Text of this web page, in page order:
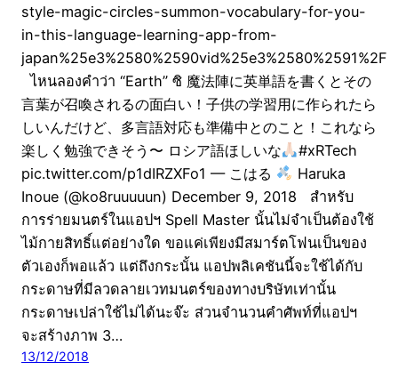
style-magic-circles-summon-vocabulary-for-you-
in-this-language-learning-app-from-
japan%25e3%2580%2590vid%25e3%2580%2591%2F
ไหนลองคำว่า “Earth” ซิ 魔法陣に英単語を書くとその
言葉が召喚されるの面白い！子供の学習用に作られたら
しいんだけど、多言語対応も準備中とのこと！これなら
楽しく勉強できそう〜 ロシア語ほしいな
#xRTech
pic.twitter.com/p1dIRZXFo1 — こはる
Haruka
Inoue (@ko8ruuuuun) December 9, 2018 สำหรับ
การร่ายมนตร์ในแอปฯ Spell Master นั้นไม่จำเป็นต้องใช้
ไม้กายสิทธิ์แต่อย่างใด ขอแค่เพียงมีสมาร์ตโฟนเป็นของ
ตัวเองก็พอแล้ว แต่ถึงกระนั้น แอปพลิเคชันนี้จะใช้ได้กับ
กระดาษที่มีลวดลายเวทมนตร์ของทางบริษัทเท่านั้น
กระดาษเปล่าใช้ไม่ได้นะจ๊ะ ส่วนจำนวนคำศัพท์ที่แอปฯ
จะสร้างภาพ 3…
13/12/2018